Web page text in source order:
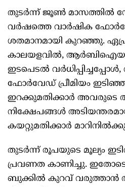
തുടര്‍ന്ന് ജൂണ്‍ മാസത്തില്‍
വര്‍ഷത്തെ വാര്‍ഷിക
ശതമാനമായി കുറഞ്ഞു.
കാലയളവില്‍,
ഇടപെടല്‍
ഫോര്‍വേഡ് പ്രീമിയം
ഇറക്കുമതിക്കാര്‍
നിക്ഷേപങ്ങള്‍
കയറ്റുമതിക്കാര്‍
തുടര്‍ന്ന് രൂപയുടെ മൂല്യം
പ്രവണത കാണിച്ചു.
ബുക്കില്‍ കുറവ്